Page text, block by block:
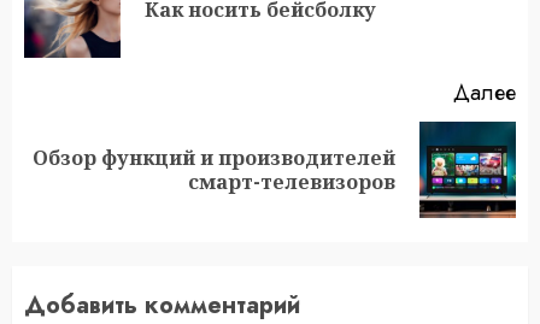
Как носить бейсболку
Далее
Следующая
Обзор функций и производителей
смарт-телевизоров
Добавить комментарий